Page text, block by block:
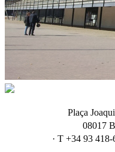
Plaça
08017
· T +34 93